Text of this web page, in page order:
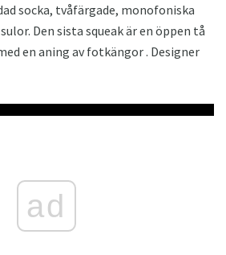
socka, tvåfärgade, monofoniska
Den sista squeak är en öppen tå
en aning av fotkängor . Designer
ad